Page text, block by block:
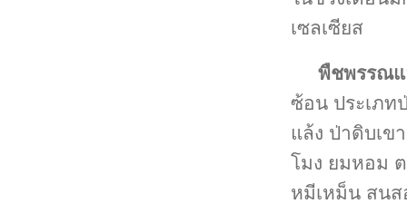
เซลเซียส
พืชพรรณ
ซ้อน ประเภท
แล้ง ป่าดิบเข
โมง ยมหอม
หมีเหม็น สนส